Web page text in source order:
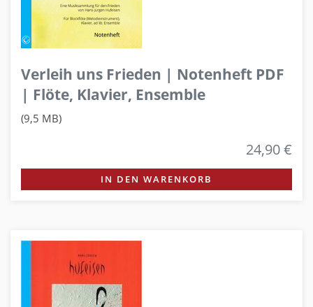
Verleih uns Frieden | Notenheft PDF
| Flöte, Klavier, Ensemble
(9,5 MB)
24,90 €
IN DEN WARENKORB